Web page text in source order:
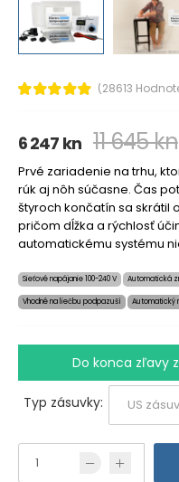
(28613
6 247 kn 11 645 kn
Prvé zariadenie na trhu,
rúk aj nôh súčasne. Čas
štyroch končatín sa skrátil
pričom dĺžka a rýchlosť
automatickému systému
Sieťové napájanie 100-240 V Automatická
Vhodné na liečbu podpazuší Automatický
Do konca zľavy
Typ zásuvky: